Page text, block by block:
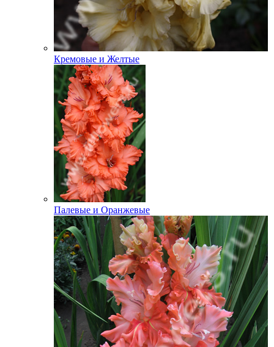
Кремовые и Желтые
Палевые и Оранжевые